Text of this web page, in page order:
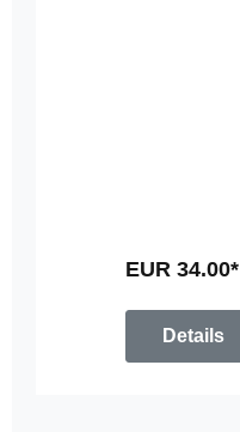
EUR 34.00*
Details